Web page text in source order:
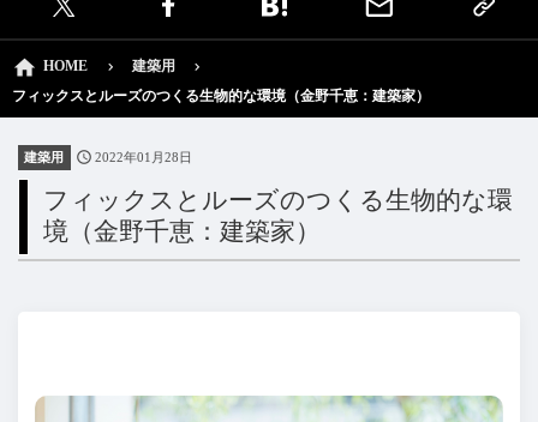
HOME
建築用
フィックスとルーズのつくる生物的な環境（金野千恵：建築家）
建築用 2022年01月28日
フィックスとルーズのつくる生物的な環
境（金野千恵：建築家）